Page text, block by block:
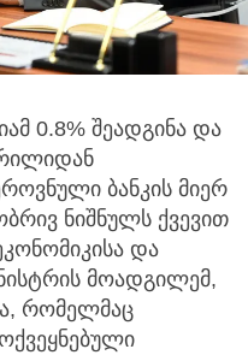
0.8% შეადგინა და
ბანკის მიერ
ნიშნულს ქვევით
და
მოადგილემ,
რომელმაც